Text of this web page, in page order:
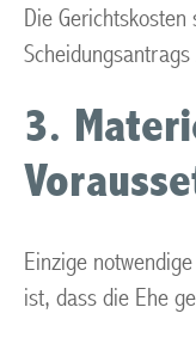
Die
3.
Einzige
ist, dass die Ehe